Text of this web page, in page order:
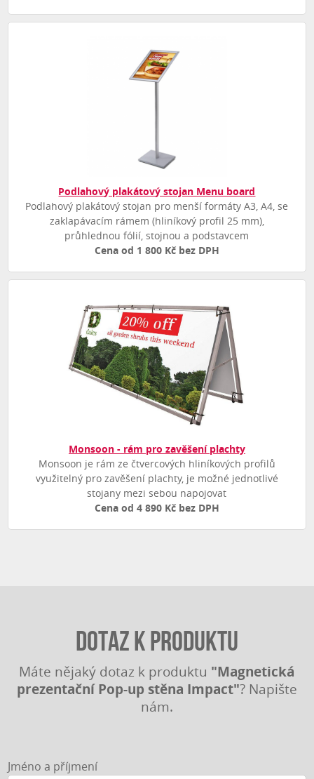
Podlahový plakátový stojan Menu board
Podlahový plakátový stojan pro menší formáty A3, A4, se
zaklapávacím rámem (hliníkový profil 25 mm),
průhlednou fólií, stojnou a podstavcem
Cena od 1 800 Kč bez DPH
Monsoon - rám pro zavěšení plachty
Monsoon je rám ze čtvercových hliníkových profilů
využitelný pro zavěšení plachty, je možné jednotlivé
stojany mezi sebou napojovat
Cena od 4 890 Kč bez DPH
Dotaz k produktu
Máte nějaký dotaz k produktu "Magnetická
prezentační Pop-up stěna Impact"? Napište
nám.
Jméno a příjmení